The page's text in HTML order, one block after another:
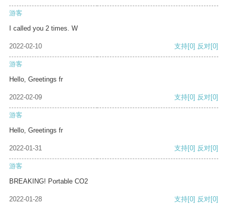
游客
I called you 2 times. W
2022-02-10 支持[0] 反对[0]
游客
Hello, Greetings fr
2022-02-09 支持[0] 反对[0]
游客
Hello, Greetings fr
2022-01-31 支持[0] 反对[0]
游客
BREAKING! Portable CO2
2022-01-28 支持[0] 反对[0]